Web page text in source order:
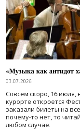
«Музыка как антидот
03.07.2026
Совсем скоро, 16
курорте откроется
заказали билеты на
почему-то нет, то
любом случае.